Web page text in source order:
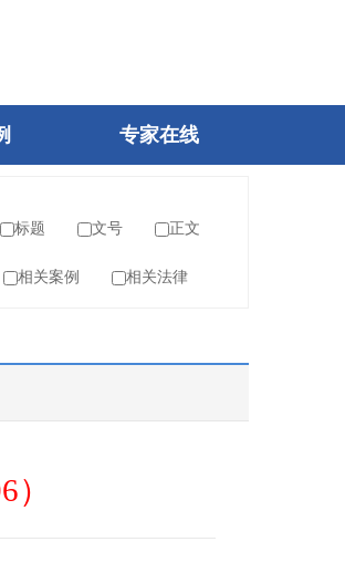
专家在线
标题 文号 正文
相关案例 相关法律